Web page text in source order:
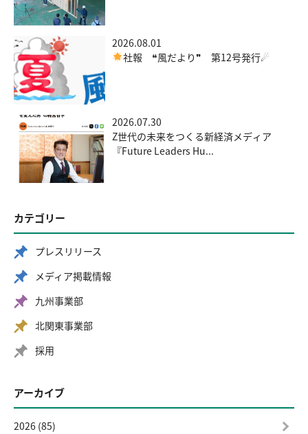
2026.08.01
社報 ❝風だより❞ 第12号発行☄
2026.07.30
Z世代の未来をつくる新経済メディア
『Future Leaders Hu...
カテゴリー
プレスリリース
メディア掲載情報
九州事業部
北関東事業部
採用
アーカイブ
2026 (85)